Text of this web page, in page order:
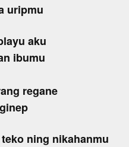
uripmu
aku
ibumu
regane
ning nikahanmu